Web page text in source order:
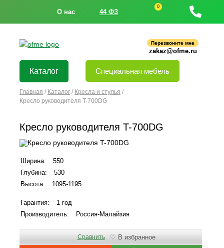
О нас 44 ФЗ
0
Перезвоните мне
zakaz@ofme.ru
Каталог Специальная мебель
Главная / Каталог / Кресла и стулья /
Кресло руководителя T-700DG
Кресло руководителя T-700DG
Ширина:
550
Глубина:
530
Высота:
1095-1195
Гарантия:
1 год
Производитель:
Россия-Малайзия
Сравнить ♡ В избранное